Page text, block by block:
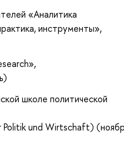
«Аналитика
инструменты»,
школе политической
Politik und Wirtschaft)